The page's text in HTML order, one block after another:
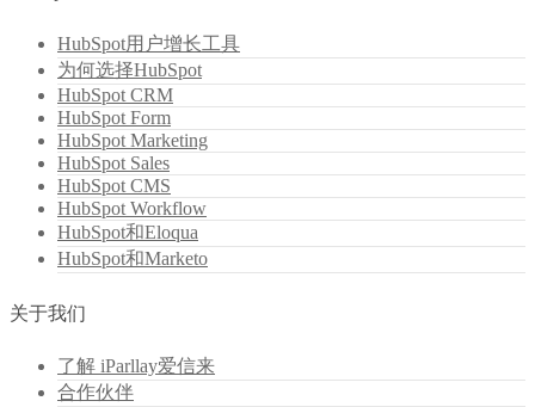
HubSpot用户增长工具
为何选择HubSpot
HubSpot CRM
HubSpot Form
HubSpot Marketing
HubSpot Sales
HubSpot CMS
HubSpot Workflow
HubSpot和Eloqua
HubSpot和Marketo
关于我们
了解 iParllay爱信来
合作伙伴